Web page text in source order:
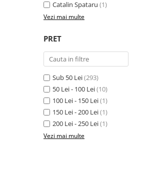
Catalin Spataru (1)
Vezi mai multe
PRET
Sub 50 Lei(293)
50 Lei - 100 Lei(10)
100 Lei - 150 Lei(1)
150 Lei - 200 Lei(1)
200 Lei - 250 Lei(1)
Vezi mai multe